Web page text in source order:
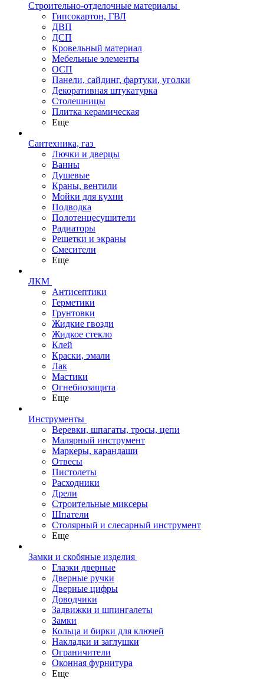
Строительно-отделочные материалы
Гипсокартон, ГВЛ
ДВП
ДСП
Кровельный материал
Мебельные элементы
ОСП
Панели, сайдинг, фартуки, уголки
Декоративная штукатурка
Столешницы
Плитка керамическая
Еще
Сантехника, газ
Лючки и дверцы
Ванны
Душевые
Краны, вентили
Мойки для кухни
Подводка
Полотенцесушители
Радиаторы
Решетки и экраны
Смесители
Еще
ЛКМ
Антисептики
Герметики
Грунтовки
Жидкие гвозди
Жидкое стекло
Клей
Краски, эмали
Лак
Мастики
Огнебиозащита
Еще
Инструменты
Веревки, шпагаты, тросы, цепи
Малярный инструмент
Маркеры, карандаши
Отвесы
Пистолеты
Расходники
Дрели
Строительные миксеры
Шпатели
Столярный и слесарный инструмент
Еще
Замки и скобяные изделия
Глазки дверные
Дверные ручки
Дверные цифры
Доводчики
Задвижки и шпингалеты
Замки
Кольца и бирки для ключей
Накладки и заглушки
Ограничители
Оконная фурнитура
Еще